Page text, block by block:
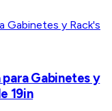
Gabinetes y
19in